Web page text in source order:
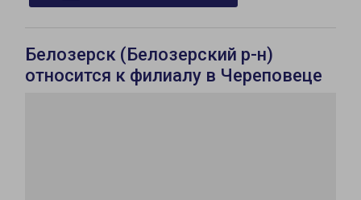
Белозерск (Белозерский р-н)
относится к филиалу в Череповеце